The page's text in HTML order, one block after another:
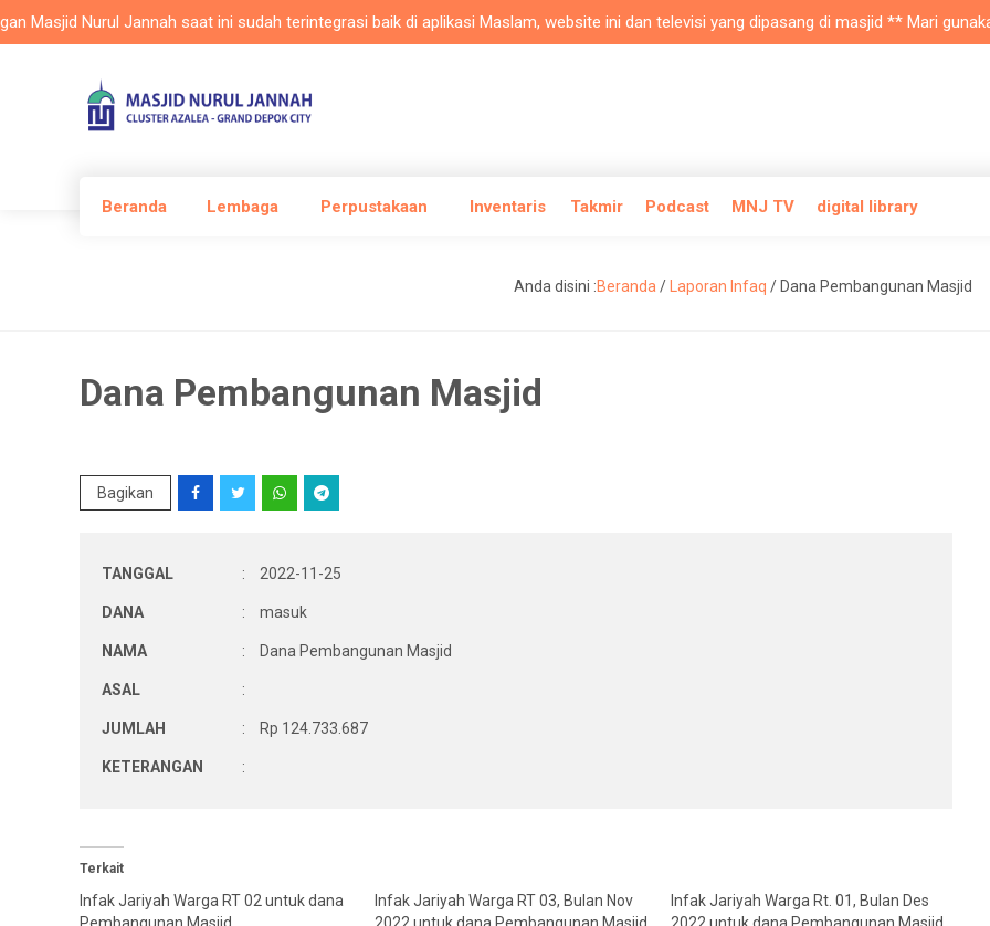
Nurul Jannah saat ini sudah terintegrasi baik di aplikasi Maslam, website ini dan televisi yang dipasang di masjid ** Mari gunakan
Beranda Lembaga Perpustakaan Inventaris Takmir Podcast MNJ TV digital library
Anda disini :Beranda / Laporan Infaq / Dana Pembangunan Masjid
Dana Pembangunan Masjid
Bagikan
TANGGAL : 2022-11-25
DANA : masuk
NAMA : Dana Pembangunan Masjid
ASAL :
JUMLAH : Rp 124.733.687
KETERANGAN :
Terkait
Infak Jariyah Warga RT 02 untuk dana
Infak Jariyah Warga RT 03, Bulan Nov
Infak Jariyah Warga Rt. 01, Bulan Des